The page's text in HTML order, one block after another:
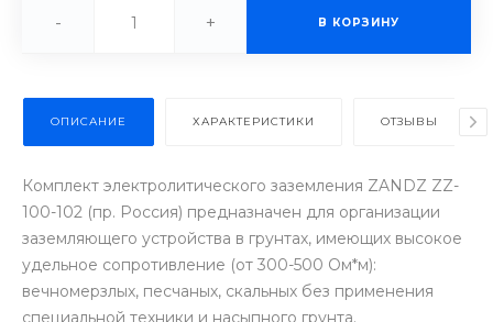
- + В КОРЗИНУ
ОПИСАНИЕ ХАРАКТЕРИСТИКИ ОТЗЫВЫ
Комплект электролитического заземления ZANDZ ZZ-
100-102 (пр. Россия​) предназначен для организации
заземляющего устройства в грунтах, имеющих высокое
удельное сопротивление (от 300-500 Ом*м):
вечномерзлых, песчаных, скальных без применения
специальной техники и насыпного грунта.